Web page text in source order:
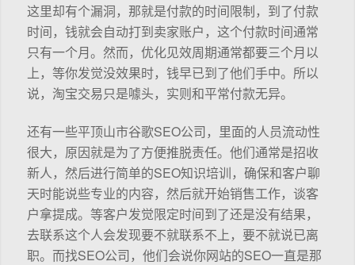
这里却有个漏洞，那就是付款的时间限制，到了付款
时间，钱就会自动打到卖家账户，这个付款时间通常
只有一个月。然而，优化见效周期通常都要三个月以
上，等你发觉没效果时，钱早已到了他们手中。所以
说，淘宝交易只是噱头，实则和平常付款无异。
还有一些平顶山市谷歌SEO公司，里面的人员流动性
很大，原因就是为了方便推脱责任。他们通常是招收
新人，然后进行简单的SEO知识培训，确保和客户聊
天时能说些专业的内容，然后就开始销售工作，谈客
户拿提成。等客户发觉限定时间到了还是没有结果，
去联系这个人会发现要不就联系不上，要不就说已离
职。而找SEO公司，他们会说你网站的SEO一直是那